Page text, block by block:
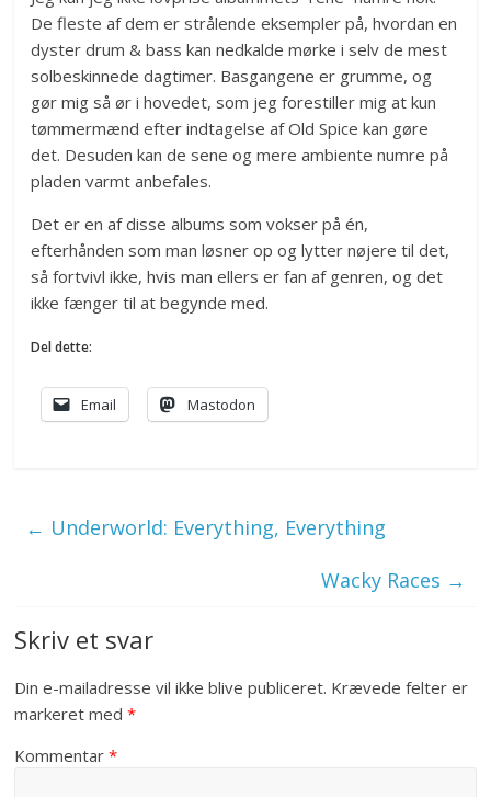
De fleste af dem er strålende eksempler på, hvordan en
dyster drum & bass kan nedkalde mørke i selv de mest
solbeskinnede dagtimer. Basgangene er grumme, og
gør mig så ør i hovedet, som jeg forestiller mig at kun
tømmermænd efter indtagelse af Old Spice kan gøre
det. Desuden kan de sene og mere ambiente numre på
pladen varmt anbefales.
Det er en af disse albums som vokser på én,
efterhånden som man løsner op og lytter nøjere til det,
så fortvivl ikke, hvis man ellers er fan af genren, og det
ikke fænger til at begynde med.
Del dette:
Email Mastodon
← Underworld: Everything, Everything
Wacky Races →
Skriv et svar
Din e-mailadresse vil ikke blive publiceret. Krævede felter er
markeret med*
Kommentar*